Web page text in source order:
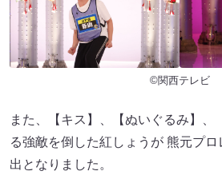
©関西テレビ
また、【キス】、【ぬいぐるみ】、
る強敵を倒した紅しょうが 熊元プ
出となりました。